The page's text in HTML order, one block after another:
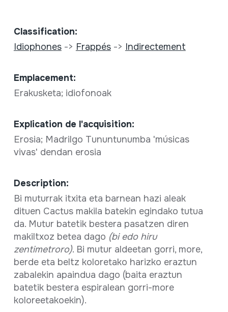
Classification:
Idiophones-> Frappés-> Indirectement
Emplacement:
Erakusketa; idiofonoak
Explication de l'acquisition:
Erosia; Madrilgo Tununtunumba 'músicas
vivas' dendan erosia
Description:
Bi muturrak itxita eta barnean hazi aleak
dituen Cactus makila batekin egindako tutua
da. Mutur batetik bestera pasatzen diren
makiltxoz betea dago (bi edo hiru
zentimetroro). Bi mutur aldeetan gorri, more,
berde eta beltz koloretako harizko eraztun
zabalekin apaindua dago (baita eraztun
batetik bestera espiralean gorri-more
koloreetakoekin).